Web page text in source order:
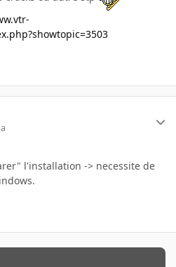
l'installation -> necessite de